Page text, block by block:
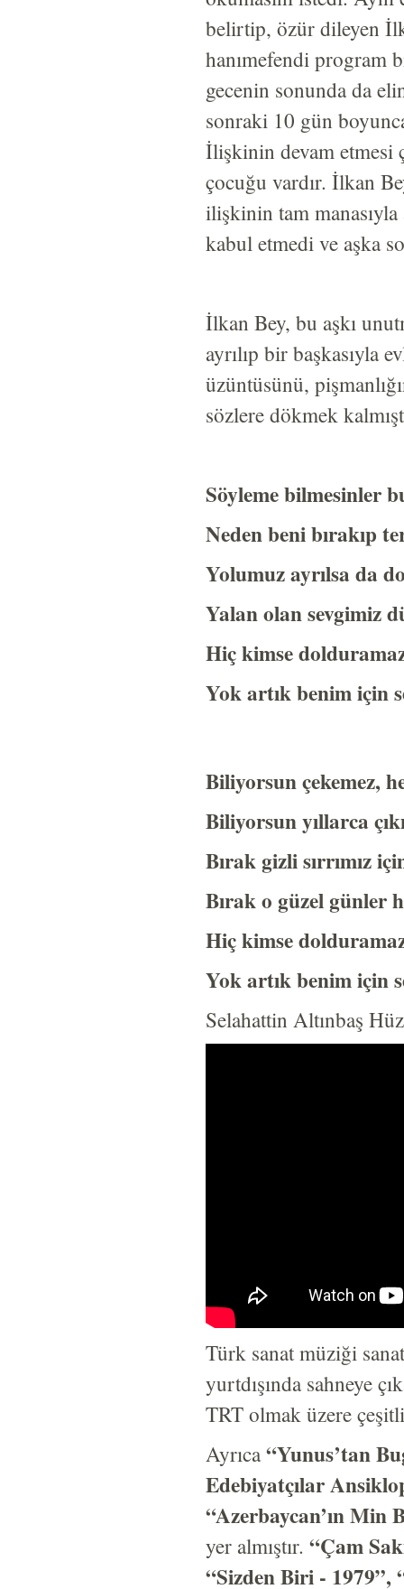
belirtip, özür dileyen
hanımefendi program
gecenin sonunda da
sonraki 10 gün
İlişkinin devam etmesi
çocuğu vardır. İlkan
ilişkinin tam
kabul etmedi ve aşka
İlkan Bey, bu aşkı
ayrılıp bir başkasıyla
üzüntüsünü,
sözlere dökmek
Söyleme bilmesinler
Neden beni bırakıp
Yolumuz ayrılsa da
Yalan olan sevgimiz
Hiç kimse
Yok artık benim için
Biliyorsun çekemez,
Biliyorsun yıllarca
Bırak gizli sırrımız
Bırak o güzel günler
Hiç kimse
Yok artık benim için
Selahattin Altınbaş
Türk sanat müziği
yurtdışında sahneye
TRT olmak üzere
Ayrıca“Yunus’tan
Edebiyatçılar
“Azerbaycan’ın Min
yer almıştır. “Çam
“Sizden Biri - 1979”,